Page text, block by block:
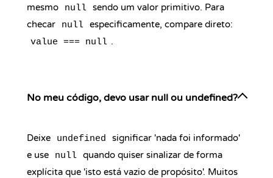
mesmo null sendo um valor primitivo. Para
checar
null especificamente, compare direto:
value === null .
No meu código, devo usar null ou undefined?
Deixe undefined
significar 'nada foi informado'
e use
null quando quiser sinalizar de forma
explícita que 'isto está vazio de propósito'. Muitos